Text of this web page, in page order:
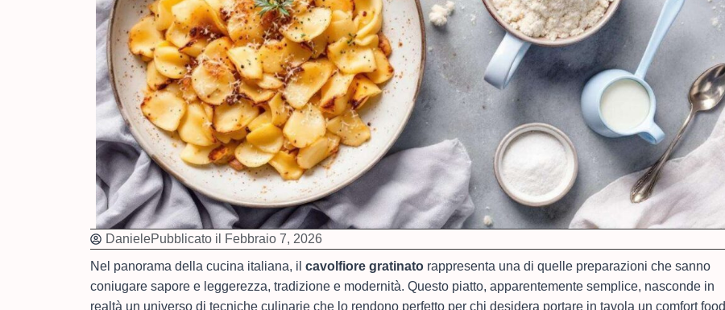
DanielePubblicato il
Febbraio 7, 2026
Nel panorama della cucina italiana, il cavolfiore gratinato rappresenta una di quelle preparazioni che sanno
coniugare sapore e leggerezza, tradizione e modernità. Questo piatto, apparentemente semplice, nasconde in
realtà un universo di tecniche culinarie che lo rendono perfetto per chi desidera portare in tavola un comfort food